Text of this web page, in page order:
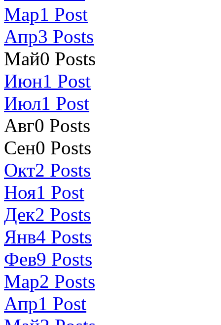
Мар1 Post
Апр3 Posts
Май0 Posts
Июн1 Post
Июл1 Post
Авг0 Posts
Сен0 Posts
Окт2 Posts
Ноя1 Post
Дек2 Posts
Янв4 Posts
Фев9 Posts
Мар2 Posts
Апр1 Post